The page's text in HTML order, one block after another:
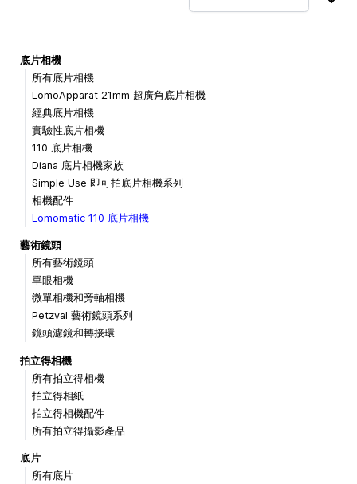
底片相機
所有底片相機
LomoApparat 21mm 超廣角底片相機
經典底片相機
實驗性底片相機
110 底片相機
Diana 底片相機家族
Simple Use 即可拍底片相機系列
相機配件
Lomomatic 110 底片相機
藝術鏡頭
所有藝術鏡頭
單眼相機
微單相機和旁軸相機
Petzval 藝術鏡頭系列
鏡頭濾鏡和轉接環
拍立得相機
所有拍立得相機
拍立得相紙
拍立得相機配件
所有拍立得攝影產品
底片
所有底片